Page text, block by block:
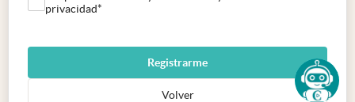
privacidad*
Registrarme
Volver